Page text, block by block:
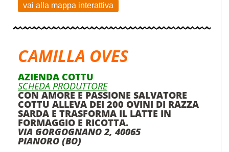
vai alla mappa interattiva
CAMILLA OVES
AZIENDA COTTU
SCHEDA PRODUTTORE
CON AMORE E PASSIONE SALVATORE
COTTU ALLEVA DEI 200 OVINI DI RAZZA
SARDA E TRASFORMA IL LATTE IN
FORMAGGIO E RICOTTA.
VIA GORGOGNANO 2, 40065
PIANORO (BO)